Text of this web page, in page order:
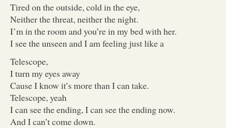
Tired on the outside, cold in the eye,
Neither the threat, neither the night.
I’m in the room and you’re in my bed with her.
I see the unseen and I am feeling just like a
Telescope,
I turn my eyes away
Cause I know it’s more than I can take.
Telescope, yeah
I can see the ending, I can see the ending now.
And I can’t come down.